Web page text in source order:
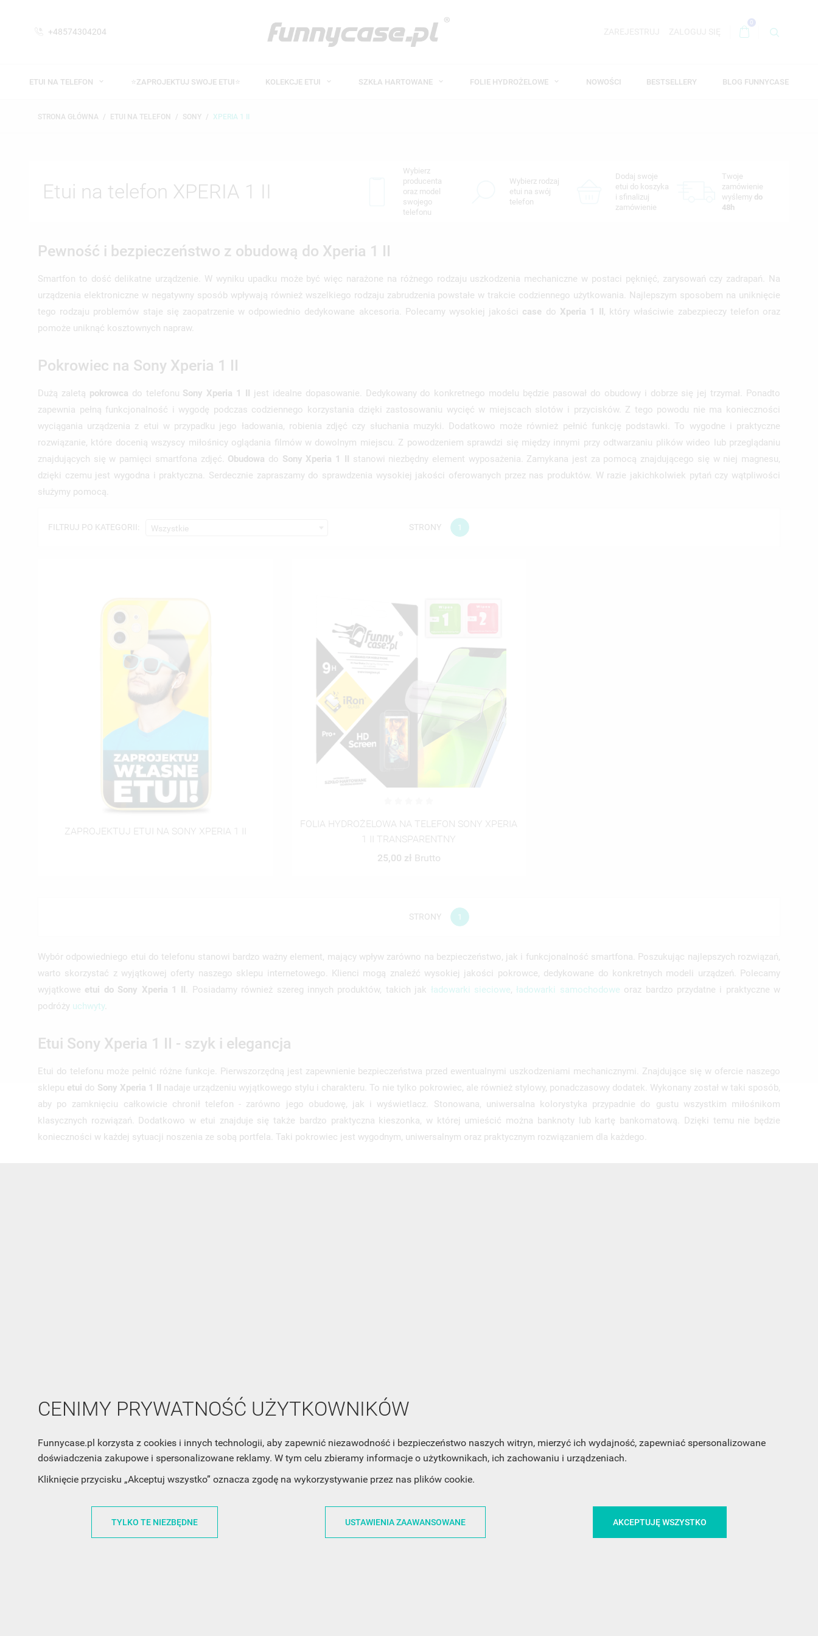
CENIMY PRYWATNOŚĆ UŻYTKOWNIKÓW
Funnycase.pl korzysta z cookies i innych technologii, aby zapewnić niezawodność i bezpieczeństwo naszych witryn, mierzyć ich wydajność, zapewniać spersonalizowane
doświadczenia zakupowe i spersonalizowane reklamy. W tym celu zbieramy informacje o użytkownikach, ich zachowaniu i urządzeniach.
Kliknięcie przycisku „Akceptuj wszystko” oznacza zgodę na wykorzystywanie przez nas plików cookie.
TYLKO TE NIEZBĘDNE USTAWIENIA ZAAWANSOWANE AKCEPTUJĘ WSZYSTKO
+48574304204
0
ETUI NA TELEFON ⭐ZAPROJEKTUJ SWOJE ETUI⭐ KOLEKCJE ETUI SZKŁA HARTOWANE FOLIE HYDROŻELOWE NOWOŚCI BESTSELLERY BLOG FUNNYCASE
STRONA GŁÓWNA ETUI NA TELEFON SONY XPERIA 1 II
Etui na telefon XPERIA 1 II
Wybierz
producenta
oraz model
swojego
telefonu
Wybierz rodzaj
etui na swój
telefon
Dodaj swoje
etui do koszyka
i sfinalizuj
zamówienie
Twoje
zamówienie
wyślemy do
48h
Pewność i bezpieczeństwo z obudową do Xperia 1 II
Smartfon to dość delikatne urządzenie. W wyniku upadku może być więc narażone na różnego rodzaju uszkodzenia mechaniczne w postaci pęknięć, zarysowań czy zadrapań. Na
urządzenia elektroniczne w negatywny sposób wpływają również wszelkiego rodzaju zabrudzenia powstałe w trakcie codziennego użytkowania. Najlepszym sposobem na uniknięcie
tego rodzaju problemów staje się zaopatrzenie w odpowiednio dedykowane akcesoria. Polecamy wysokiej jakości case do Xperia 1 II , który właściwie zabezpieczy telefon oraz
pomoże uniknąć kosztownych napraw.
Pokrowiec na Sony Xperia 1 II
Dużą zaletą pokrowca do telefonu Sony Xperia 1 II
jest idealne dopasowanie. Dedykowany do konkretnego modelu będzie pasował do obudowy i dobrze się jej trzymał. Ponadto
zapewnia pełną funkcjonalność i wygodę podczas codziennego korzystania dzięki zastosowaniu wycięć w miejscach slotów i przycisków. Z tego powodu nie ma konieczności
wyciągania urządzenia z etui w przypadku jego ładowania, robienia zdjęć czy słuchania muzyki. Dodatkowo może również pełnić funkcję podstawki. To wygodne i praktyczne
rozwiązanie, które docenią wszyscy miłośnicy oglądania filmów w dowolnym miejscu. Z powodzeniem sprawdzi się między innymi przy odtwarzaniu plików wideo lub przeglądaniu
znajdujących się w pamięci smartfona zdjęć. Obudowa do Sony Xperia 1 II stanowi niezbędny element wyposażenia. Zamykana jest za pomocą znajdującego się w niej magnesu,
dzięki czemu jest wygodna i praktyczna. Serdecznie zapraszamy do sprawdzenia wysokiej jakości oferowanych przez nas produktów. W razie jakichkolwiek pytań czy wątpliwości
służymy pomocą.
FILTRUJ PO KATEGORII: Wszystkie STRONY 1
ZAPROJEKTUJ ETUI NA SONY XPERIA 1 II
FOLIA HYDROŻELOWA NA TELEFON SONY XPERIA
1 II TRANSPARENTNY
25,00 zł
Brutto
STRONY 1
Wybór odpowiedniego etui do telefonu stanowi bardzo ważny element, mający wpływ zarówno na bezpieczeństwo, jak i funkcjonalność smartfona. Poszukując najlepszych rozwiązań,
warto skorzystać z wyjątkowej oferty naszego sklepu internetowego. Klienci mogą znaleźć wysokiej jakości pokrowce, dedykowane do konkretnych modeli urządzeń. Polecamy
wyjątkowe etui do Sony Xperia 1 II . Posiadamy również szereg innych produktów, takich jak ładowarki sieciowe, ładowarki samochodowe oraz bardzo przydatne i praktyczne w
podróży uchwyty.
Etui Sony Xperia 1 II - szyk i elegancja
Etui do telefonu może pełnić różne funkcje. Pierwszorzędną jest zapewnienie bezpieczeństwa przed ewentualnymi uszkodzeniami mechanicznymi. Znajdujące się w ofercie naszego
sklepu etui do Sony Xperia 1 II nadaje urządzeniu wyjątkowego stylu i charakteru. To nie tylko pokrowiec, ale również stylowy, ponadczasowy dodatek. Wykonany został w taki sposób,
aby po zamknięciu całkowicie chronił telefon - zarówno jego obudowę, jak i wyświetlacz. Stonowana, uniwersalna kolorystyka przypadnie do gustu wszystkim miłośnikom
klasycznych rozwiązań. Dodatkowo w etui znajduje się także bardzo praktyczna kieszonka, w której umieścić można banknoty lub kartę bankomatową. Dzięki temu nie będzie
konieczności w każdej sytuacji noszenia ze sobą portfela. Taki pokrowiec jest wygodnym, uniwersalnym oraz praktycznym rozwiązaniem dla każdego.
INFORMACJA O SKLEPIE
FunnyCase.pl
office@funnycase.pl
INFORMACJE
O MARCE
OBSŁUGA KLIENTA
ZWROTY I WYMIANY
KONTAKT Z NAMI
DLA FIRM
UTWÓRZ NOWĄ LISTĘ
((CANCELTEXT)) ((CREATETEXT))